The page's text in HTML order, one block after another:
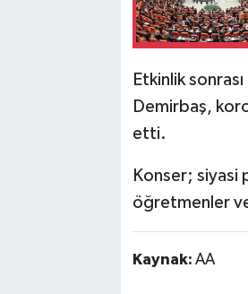
Etkinlik
Demirbaş,
etti.
Konser; siyasi
öğretmenler
Kaynak: AA